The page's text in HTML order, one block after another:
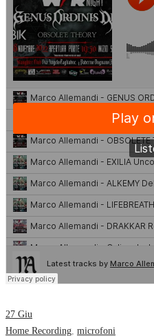
27 Giu
Home Recording microfoni